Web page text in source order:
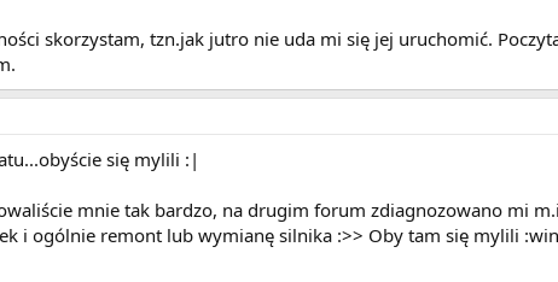
skorzystam, tzn.jak jutro nie uda mi się jej uruchomić.
się mylili :|
mnie tak bardzo, na drugim forum zdiagnozowano mi
i ogólnie remont lub wymianę silnika :>> Oby tam się mylili